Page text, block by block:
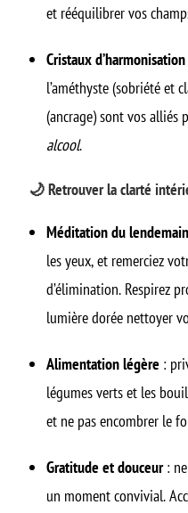
et rééquilibrer vos
Cristaux d’harmonisation
l’améthyste (sobriété et
(ancrage) sont vos alliés
alcool.
🌙 Retrouver la clarté
Méditation du lendemain
les yeux, et remerciez
d’élimination. Respirez
lumière dorée nettoyer
Alimentation légère :
légumes verts et les
et ne pas encombrer le
Gratitude et douceur: ne
un moment convivial.